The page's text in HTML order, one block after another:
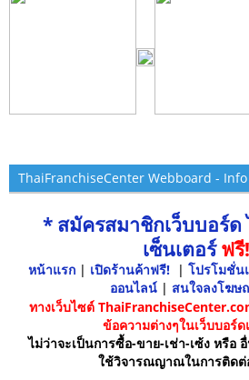
ThaiFranchiseCenter Webboard -
* สมัครสมาชิกเว็บบอร์
เซ็นเตอร์ฟรี!
หน้าแรก | เปิดร้านค้าฟรี! | โปรโมชั่น
ออนไลน์ | สนใจลงโฆษ
ทางเว็บไซต์
ข้อความต่างๆในเว็บบอร์ด
ไม่ว่าจะเป็นการซื้อ-ขาย-เช่า-เซ้ง หรือ
ใช้วิจารณญาณในการติดต่